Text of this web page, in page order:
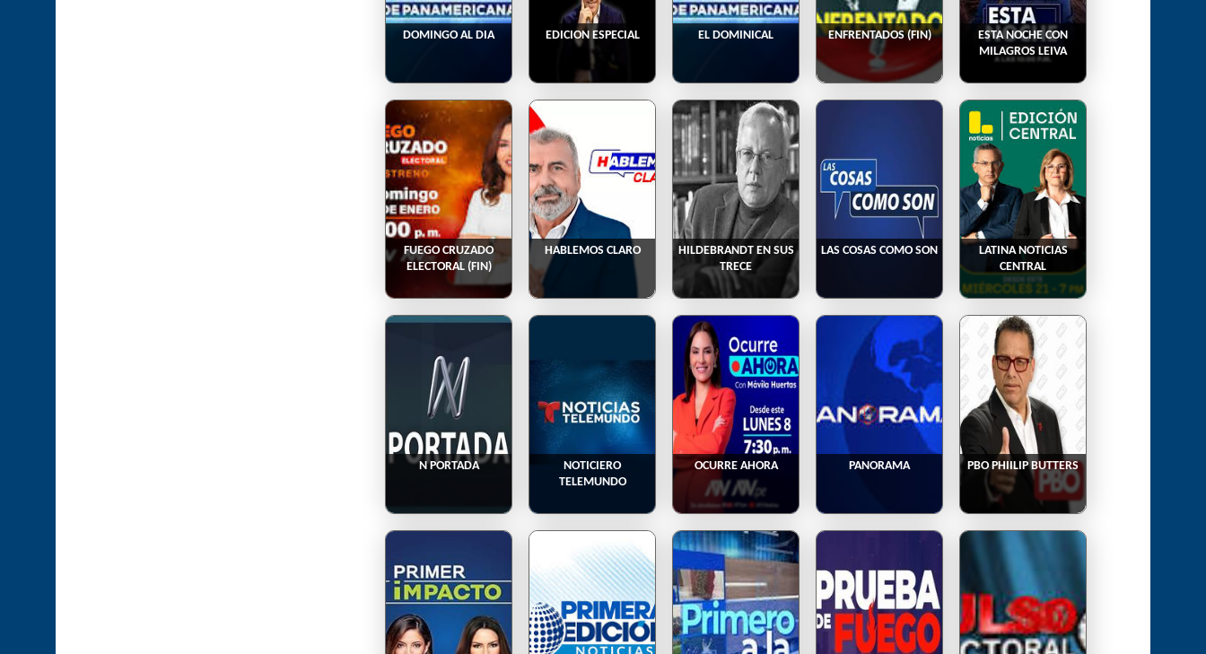
DOMINGO AL DIA EDICION ESPECIAL EL DOMINICAL ENFRENTADOS (FIN)
ESTA NOCHE CON
MILAGROS LEIVA
FUEGO CRUZADO
ELECTORAL (FIN)
HABLEMOS CLARO
HILDEBRANDT EN SUS
TRECE
LAS COSAS COMO SON
LATINA NOTICIAS
CENTRAL
N PORTADA
NOTICIERO
TELEMUNDO
OCURRE AHORA PANORAMA PBO PHIILIP BUTTERS